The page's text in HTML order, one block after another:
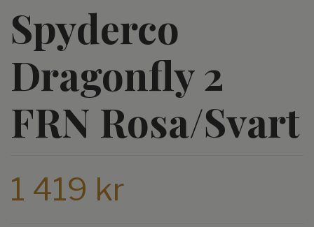
Spyderco
Dragonfly 2
FRN Rosa/Svart
1 419 kr